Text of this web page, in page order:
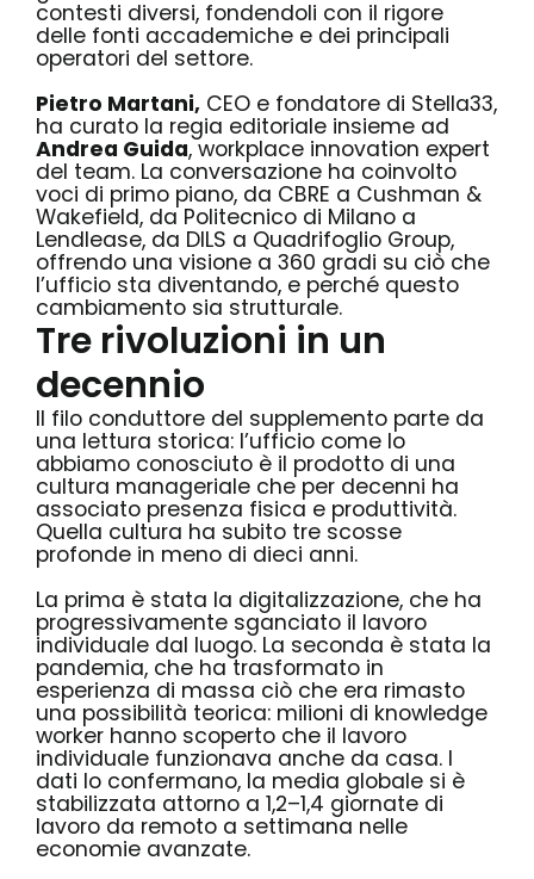
contesti diversi, fondendoli con il rigore
delle fonti accademiche e dei principali
operatori del settore.
Pietro Martani, CEO e fondatore di Stella33,
ha curato la regia editoriale insieme ad
Andrea Guida, workplace innovation expert
del team. La conversazione ha coinvolto
voci di primo piano, da CBRE a Cushman &
Wakefield, da Politecnico di Milano a
Lendlease, da DILS a Quadrifoglio Group,
offrendo una visione a 360 gradi su ciò che
l’ufficio sta diventando, e perché questo
cambiamento sia strutturale.
Tre rivoluzioni in un
decennio
Il filo conduttore del supplemento parte da
una lettura storica: l’ufficio come lo
abbiamo conosciuto è il prodotto di una
cultura manageriale che per decenni ha
associato presenza fisica e produttività.
Quella cultura ha subito tre scosse
profonde in meno di dieci anni.
La prima è stata la digitalizzazione, che ha
progressivamente sganciato il lavoro
individuale dal luogo. La seconda è stata la
pandemia, che ha trasformato in
esperienza di massa ciò che era rimasto
una possibilità teorica: milioni di knowledge
worker hanno scoperto che il lavoro
individuale funzionava anche da casa. I
dati lo confermano, la media globale si è
stabilizzata attorno a 1,2–1,4 giornate di
lavoro da remoto a settimana nelle
economie avanzate.